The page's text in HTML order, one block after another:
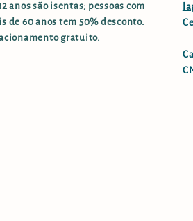
anos são isentas; pessoas com
de 60 anos tem 50% desconto.
gratuito.